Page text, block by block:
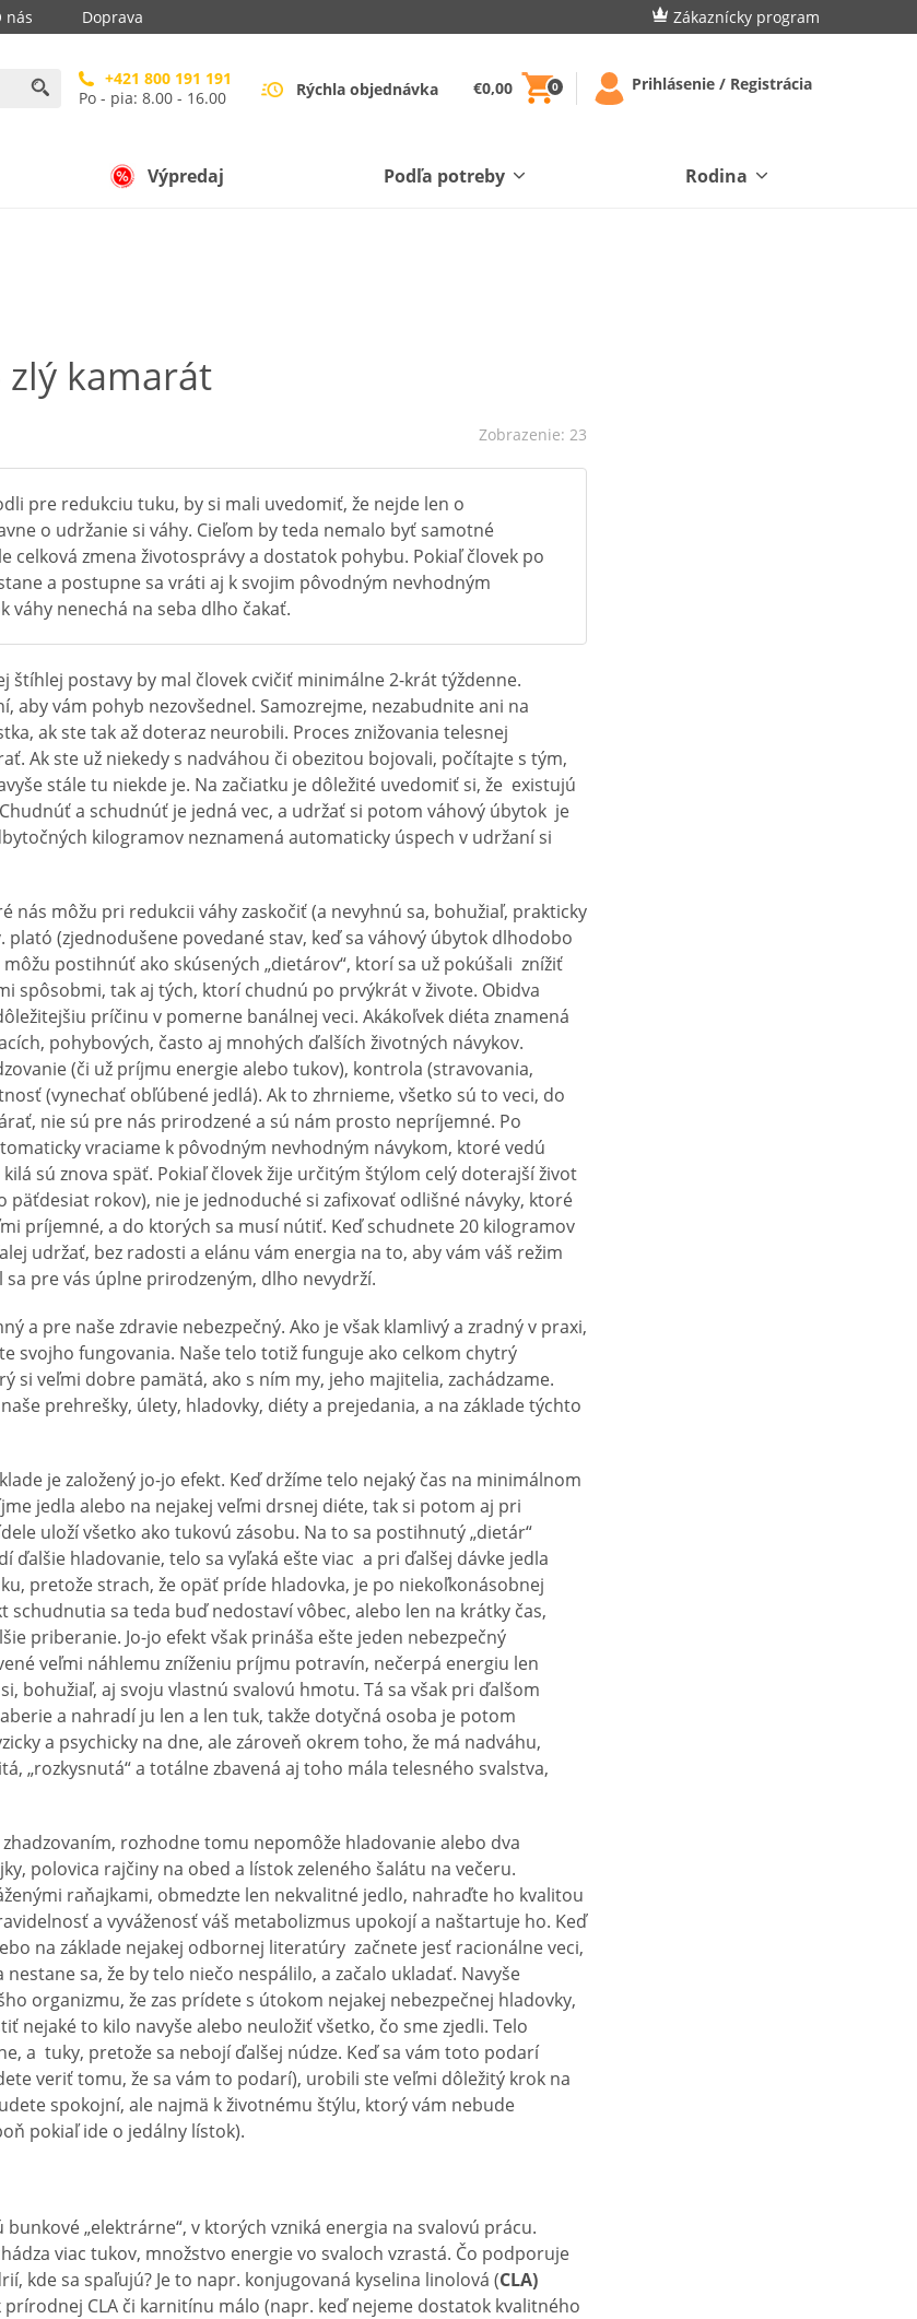
nás Doprava Zákaznícky program
+421 800 191 191
Po - pia: 8.00 - 16.00
Rýchla objednávka €0,00 0 Prihlásenie / Registrácia
Výpredaj Podľa potreby Rodina
zlý kamarát
Zobrazenie: 23
pre redukciu tuku, by si mali uvedomiť, že nejde len o
o udržanie si váhy. Cieľom by teda nemalo byť samotné
celková zmena životosprávy a dostatok pohybu. Pokiaľ človek po
a postupne sa vráti aj k svojim pôvodným nevhodným
váhy nenechá na seba dlho čakať.
štíhlej postavy by mal človek cvičiť minimálne 2-krát týždenne.
aby vám pohyb nezovšednel. Samozrejme, nezabudnite ani na
ak ste tak až doteraz neurobili. Proces znižovania telesnej
Ak ste už niekedy s nadváhou či obezitou bojovali, počítajte s tým,
stále tu niekde je. Na začiatku je dôležité uvedomiť si, že existujú
a schudnúť je jedná vec, a udržať si potom váhový úbytok je
kilogramov neznamená automaticky úspech v udržaní si
nás môžu pri redukcii váhy zaskočiť (a nevyhnú sa, bohužiaľ, prakticky
plató (zjednodušene povedané stav, keď sa váhový úbytok dlhodobo
postihnúť ako skúsených „dietárov“, ktorí sa už pokúšali znížiť
spôsobmi, tak aj tých, ktorí chudnú po prvýkrát v živote. Obidva
príčinu v pomerne banálnej veci. Akákoľvek diéta znamená
pohybových, často aj mnohých ďalších životných návykov.
(či už príjmu energie alebo tukov), kontrola (stravovania,
(vynechať obľúbené jedlá). Ak to zhrnieme, všetko sú to veci, do
nie sú pre nás prirodzené a sú nám prosto nepríjemné. Po
vraciame k pôvodným nevhodným návykom, ktoré vedú
sú znova späť. Pokiaľ človek žije určitým štýlom celý doterajší život
päťdesiat rokov), nie je jednoduché si zafixovať odlišné návyky, ktoré
príjemné, a do ktorých sa musí nútiť. Keď schudnete 20 kilogramov
udržať, bez radosti a elánu vám energia na to, aby vám váš režim
pre vás úplne prirodzeným, dlho nevydrží.
a pre naše zdravie nebezpečný. Ako je však klamlivý a zradný v praxi,
svojho fungovania. Naše telo totiž funguje ako celkom chytrý
si veľmi dobre pamätá, ako s ním my, jeho majitelia, zachádzame.
prehrešky, úlety, hladovky, diéty a prejedania, a na základe týchto
je založený jo-jo efekt. Keď držíme telo nejaký čas na minimálnom
jedla alebo na nejakej veľmi drsnej diéte, tak si potom aj pri
uloží všetko ako tukovú zásobu. Na to sa postihnutý „dietár“
ďalšie hladovanie, telo sa vyľaká ešte viac a pri ďalšej dávke jedla
pretože strach, že opäť príde hladovka, je po niekoľkonásobnej
schudnutia sa teda buď nedostaví vôbec, alebo len na krátky čas,
priberanie. Jo-jo efekt však prináša ešte jeden nebezpečný
veľmi náhlemu zníženiu príjmu potravín, nečerpá energiu len
bohužiaľ, aj svoju vlastnú svalovú hmotu. Tá sa však pri ďalšom
a nahradí ju len a len tuk, takže dotyčná osoba je potom
a psychicky na dne, ale zároveň okrem toho, že má nadváhu,
„rozkysnutá“ a totálne zbavená aj toho mála telesného svalstva,
rozhodne tomu nepomôže hladovanie alebo dva
polovica rajčiny na obed a lístok zeleného šalátu na večeru.
raňajkami, obmedzte len nekvalitné jedlo, nahraďte ho kvalitou
a vyváženosť váš metabolizmus upokojí a naštartuje ho. Keď
na základe nejakej odbornej literatúry začnete jesť racionálne veci,
sa, že by telo niečo nespálilo, a začalo ukladať. Navyše
organizmu, že zas prídete s útokom nejakej nebezpečnej hladovky,
nejaké to kilo navyše alebo neuložiť všetko, čo sme zjedli. Telo
a tuky, pretože sa nebojí ďalšej núdze. Keď sa vám toto podarí
veriť tomu, že sa vám to podarí), urobili ste veľmi dôležitý krok na
spokojní, ale najmä k životnému štýlu, ktorý vám nebude
pokiaľ ide o jedálny lístok).
„elektrárne“, v ktorých vzniká energia na svalovú prácu.
viac tukov, množstvo energie vo svaloch vzrastá. Čo podporuje
kde sa spaľujú? Je to napr. konjugovaná kyselina linolová (CLA)
prírodnej CLA či karnitínu málo (napr. keď nejeme dostatok kvalitného